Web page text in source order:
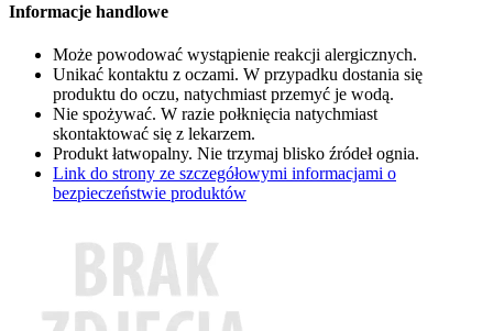
Informacje handlowe
Może powodować wystąpienie reakcji alergicznych.
Unikać kontaktu z oczami. W przypadku dostania się
produktu do oczu, natychmiast przemyć je wodą.
Nie spożywać. W razie połknięcia natychmiast
skontaktować się z lekarzem.
Produkt łatwopalny. Nie trzymaj blisko źródeł ognia.
Link do strony ze szczegółowymi informacjami o
bezpieczeństwie produktów